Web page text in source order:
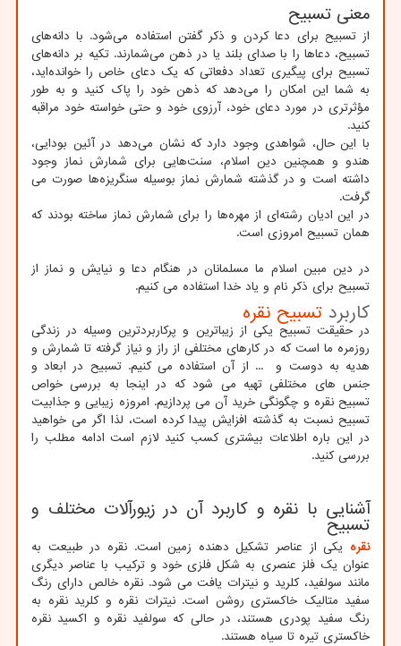
معنی تسبیح
از تسبیح برای دعا کردن و ذکر گفتن استفاده می‌شود. با دانه‌های
تسبیح، دعاها را با صدای بلند یا در ذهن می‌شمارند. تکیه بر دانه‌های
تسبیح برای پیگیری تعداد دفعاتی که یک دعای خاص را خوانده‌اید،
به شما این امکان را می‌دهد که ذهن خود را پاک کنید و به طور
مؤثرتری در مورد دعای خود، آرزوی خود و حتی خواسته خود مراقبه
کنید.
با این حال، شواهدی وجود دارد که نشان می‌دهد در آئین بودایی،
هندو و همچنین دین ​​اسلام، سنت‌هایی برای شمارش نماز وجود
داشته است و در گذشته شمارش نماز بوسیله سنگریزه‌ها صورت می
گرفت.
در این ادیان رشته‌ای از مهره‌ها را برای شمارش نماز ساخته بودند که
همان تسبیح امروزی است.
در دین مبین اسلام ما مسلمانان در هنگام دعا و نیایش و نماز از
تسبیح برای ذکر نام و یاد خدا استفاده می کنیم.
کاربرد تسبیح نقره
در حقیقت تسبیح یکی از زیباترین و پرکاربردترین وسیله در زندگی
روزمره ما است که در کارهای مختلفی از راز و نیاز گرفته تا شمارش و
هدیه به دوست و ... از آن استفاده می کنیم. تسبیح در ابعاد و
جنس های مختلفی تهیه می شود که در اینجا به بررسی خواص
تسبیح نقره و چگونگی خرید آن می پردازیم. امروزه زیبایی و جذابیت
تسبیح نسبت به گذشته افزایش پیدا کرده است، لذا اگر می خواهید
در این باره اطلاعات بیشتری کسب کنید لازم است ادامه مطلب را
بررسی کنید.
آشنایی با نقره و کاربرد آن در زیورآلات مختلف و
تسبیح
نقره یکی از عناصر تشکیل دهنده زمین است. نقره در طبیعت به
عنوان یک فلز عنصری به شکل فلزی خود و ترکیب با عناصر دیگری
مانند سولفید، کلرید و نیترات یافت می شود. نقره خالص دارای رنگ
سفید متالیک خاکستری روشن است. نیترات نقره و کلرید نقره به
رنگ سفید پودری هستند، در حالی که سولفید نقره و اکسید نقره
خاکستری تیره تا سیاه هستند.